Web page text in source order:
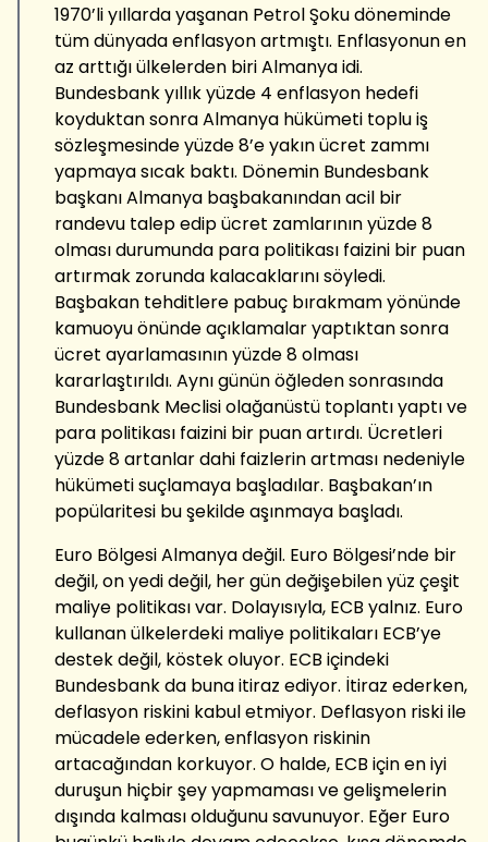
1970’li yıllarda yaşanan Petrol Şoku döneminde
tüm dünyada enflasyon artmıştı. Enflasyonun en
az arttığı ülkelerden biri Almanya idi.
Bundesbank yıllık yüzde 4 enflasyon hedefi
koyduktan sonra Almanya hükümeti toplu iş
sözleşmesinde yüzde 8’e yakın ücret zammı
yapmaya sıcak baktı. Dönemin Bundesbank
başkanı Almanya başbakanından acil bir
randevu talep edip ücret zamlarının yüzde 8
olması durumunda para politikası faizini bir puan
artırmak zorunda kalacaklarını söyledi.
Başbakan tehditlere pabuç bırakmam yönünde
kamuoyu önünde açıklamalar yaptıktan sonra
ücret ayarlamasının yüzde 8 olması
kararlaştırıldı. Aynı günün öğleden sonrasında
Bundesbank Meclisi olağanüstü toplantı yaptı ve
para politikası faizini bir puan artırdı. Ücretleri
yüzde 8 artanlar dahi faizlerin artması nedeniyle
hükümeti suçlamaya başladılar. Başbakan’ın
popülaritesi bu şekilde aşınmaya başladı.
Euro Bölgesi Almanya değil. Euro Bölgesi’nde bir
değil, on yedi değil, her gün değişebilen yüz çeşit
maliye politikası var. Dolayısıyla, ECB yalnız. Euro
kullanan ülkelerdeki maliye politikaları ECB’ye
destek değil, köstek oluyor. ECB içindeki
Bundesbank da buna itiraz ediyor. İtiraz ederken,
deflasyon riskini kabul etmiyor. Deflasyon riski ile
mücadele ederken, enflasyon riskinin
artacağından korkuyor. O halde, ECB için en iyi
duruşun hiçbir şey yapmaması ve gelişmelerin
dışında kalması olduğunu savunuyor. Eğer Euro